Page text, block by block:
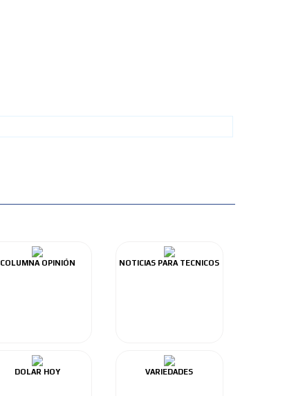
COLUMNA OPINIÓN NOTICIAS PARA TECNICOS
DOLAR HOY VARIEDADES